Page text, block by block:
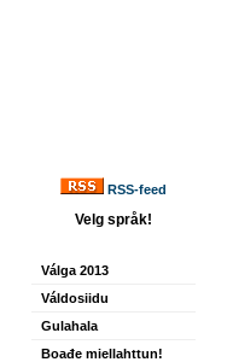
RSS-feed
Velg språk!
Válga 2013
Váldosiidu
Gulahala
Boađe miellahttun!